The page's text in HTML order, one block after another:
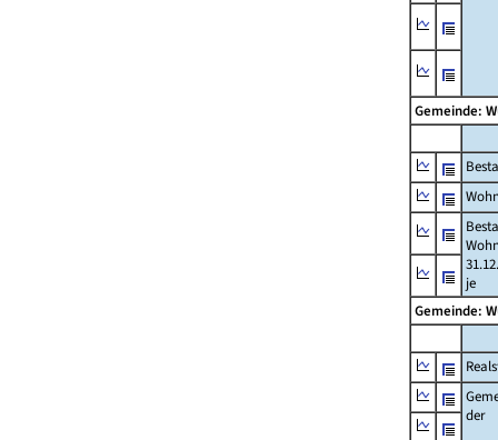
Gemeinde:
je
Gemeinde:
der